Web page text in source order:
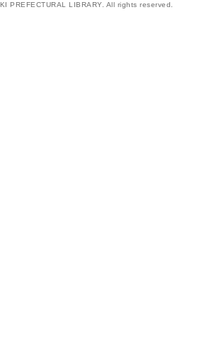
PREFECTURAL LIBRARY. All rights reserved.